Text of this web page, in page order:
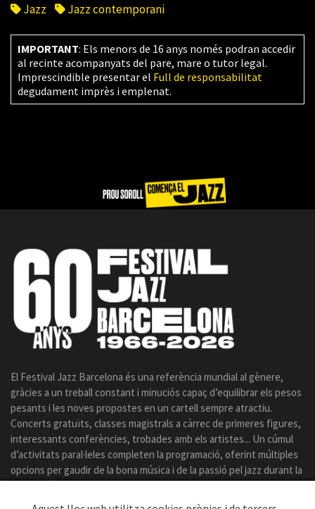
Jazz Jazz contemporani
IMPORTANT: Els menors de 16 anys només podran accedir
al recinte acompanyats del pare, mare o tutor legal.
Imprescindible presentar el Full de responsabilitat
degudament imprès i emplenat.
El Festival Jazz Barcelona és una referència mundial al gènere,
gràcies a un treball constant i minuciós capaç d’equilibrar els pesos
pesants i les noves propostes en un cartell sempre atractiu.
Concerts gratuïts, classes magistrals a càrrec de primeres figures,
interessants conferències, trobades amb els artistes... Un cúmul
d’activitats paral·leles completen la programació, oferint múltiples
opcions per gaudir de la bona música i de la passió pel jazz durant la
celebració del certamen.